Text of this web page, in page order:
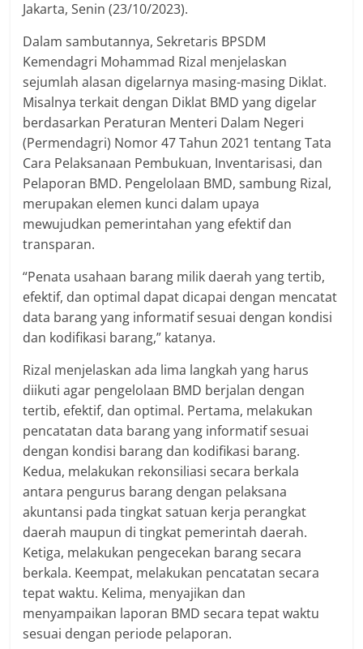
Jakarta, Senin (23/10/2023).
Dalam sambutannya, Sekretaris BPSDM
Kemendagri Mohammad Rizal menjelaskan
sejumlah alasan digelarnya masing-masing Diklat.
Misalnya terkait dengan Diklat BMD yang digelar
berdasarkan Peraturan Menteri Dalam Negeri
(Permendagri) Nomor 47 Tahun 2021 tentang Tata
Cara Pelaksanaan Pembukuan, Inventarisasi, dan
Pelaporan BMD. Pengelolaan BMD, sambung Rizal,
merupakan elemen kunci dalam upaya
mewujudkan pemerintahan yang efektif dan
transparan.
“Penata usahaan barang milik daerah yang tertib,
efektif, dan optimal dapat dicapai dengan mencatat
data barang yang informatif sesuai dengan kondisi
dan kodifikasi barang,” katanya.
Rizal menjelaskan ada lima langkah yang harus
diikuti agar pengelolaan BMD berjalan dengan
tertib, efektif, dan optimal. Pertama, melakukan
pencatatan data barang yang informatif sesuai
dengan kondisi barang dan kodifikasi barang.
Kedua, melakukan rekonsiliasi secara berkala
antara pengurus barang dengan pelaksana
akuntansi pada tingkat satuan kerja perangkat
daerah maupun di tingkat pemerintah daerah.
Ketiga, melakukan pengecekan barang secara
berkala. Keempat, melakukan pencatatan secara
tepat waktu. Kelima, menyajikan dan
menyampaikan laporan BMD secara tepat waktu
sesuai dengan periode pelaporan.